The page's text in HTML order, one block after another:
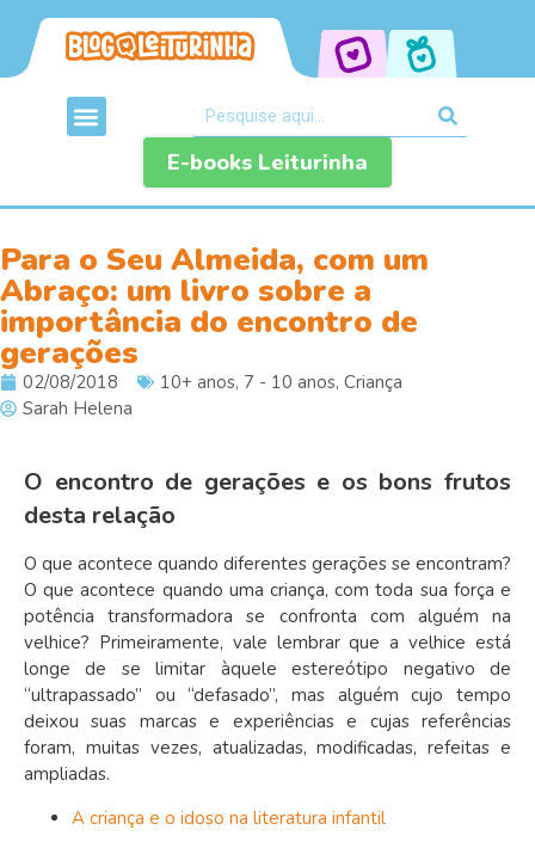
E-books Leiturinha
Para o Seu Almeida, com um
Abraço: um livro sobre a
importância do encontro de
gerações
02/08/2018 10+ anos, 7 - 10 anos, Criança
Sarah Helena
O encontro de gerações e os bons frutos
desta relação
O que acontece quando diferentes gerações se encontram?
O que acontece quando uma criança, com toda sua força e
potência transformadora se confronta com alguém na
velhice? Primeiramente, vale lembrar que a velhice está
longe de se limitar àquele estereótipo negativo de
“ultrapassado” ou “defasado”, mas alguém cujo tempo
deixou suas marcas e experiências e cujas referências
foram, muitas vezes, atualizadas, modificadas, refeitas e
ampliadas.
A criança e o idoso na literatura infantil